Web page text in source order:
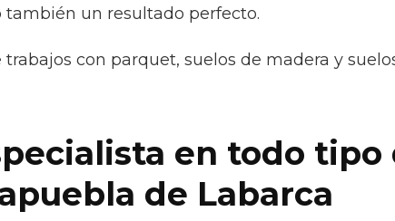
un resultado perfecto.
con parquet, suelos de madera y
en todo
de Labarca